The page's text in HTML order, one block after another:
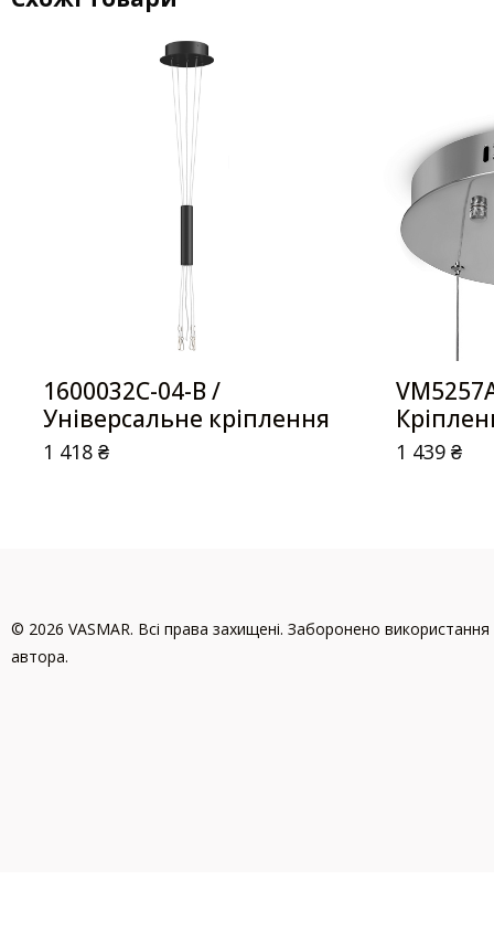
1600032C-04-B /
Універсальне кріплення
1 418₴ 1 439₴
© 2026 VASMAR. Всі права захищені. Заборонено використання
автора.